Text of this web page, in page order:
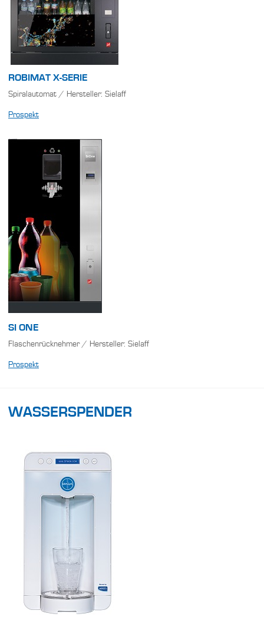
ROBIMAT X-SERIE
Spiralautomat / Hersteller: Sielaff
Prospekt
SI ONE
Flaschenrücknehmer / Hersteller: Sielaff
Prospekt
WASSERSPENDER